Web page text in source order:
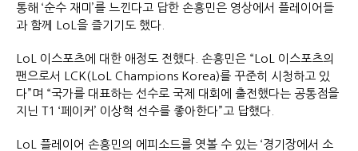
통해 ‘순수 재미’를 느낀다고 답한 손흥민은 영상에서 플레이어들
과 함께 LoL을 즐기기도 했다.
LoL 이스포츠에 대한 애정도 전했다. 손흥민은 “LoL 이스포츠의
팬으로서 LCK(LoL Champions Korea)를 꾸준히 시청하고 있
다”며 “국가를 대표하는 선수로 국제 대회에 출전했다는 공통점을
지닌 T1 ‘페이커’ 이상혁 선수를 좋아한다”고 답했다.
LoL 플레이어 손흥민의 에피소드를 엿볼 수 있는 ‘경기장에서 소